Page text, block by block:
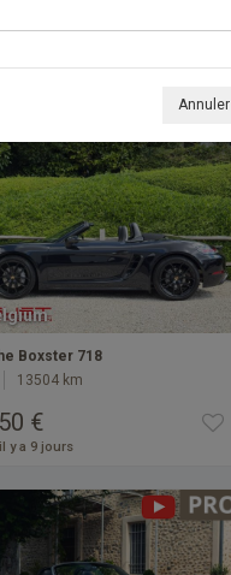
Boxster 718
13504 km
€
y a 9 jours
Annuler